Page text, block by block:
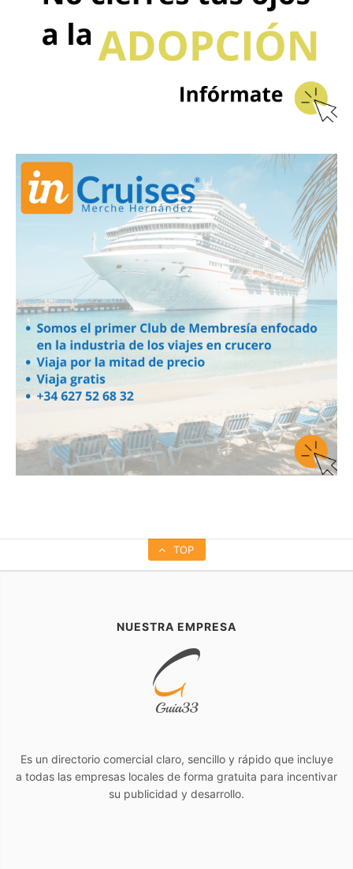
TOP
NUESTRA EMPRESA
Es un directorio comercial claro, sencillo y rápido que incluye
a todas las empresas locales de forma gratuita para incentivar
su publicidad y desarrollo.